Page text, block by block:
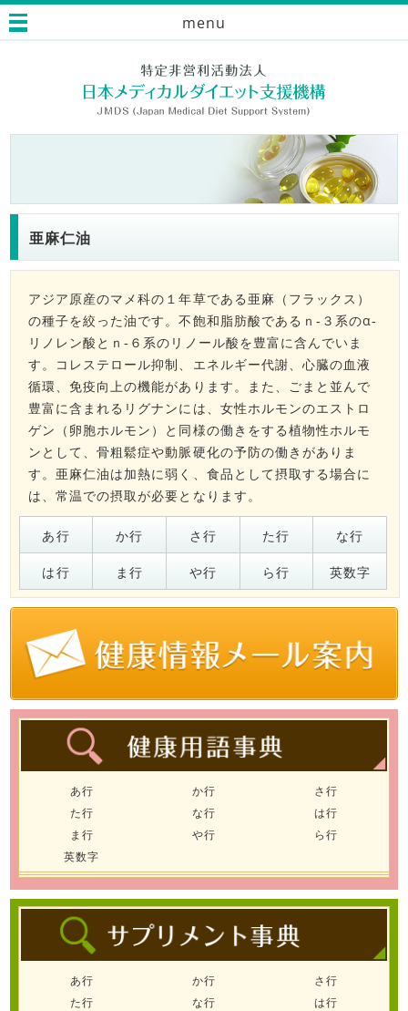
menu
亜麻仁油
アジア原産のマメ科の１年草である亜麻（フラックス）
の種子を絞った油です。不飽和脂肪酸であるｎ‐３系のα‐
リノレン酸とｎ‐６系のリノール酸を豊富に含んでいま
す。コレステロール抑制、エネルギー代謝、心臓の血液
循環、免疫向上の機能があります。また、ごまと並んで
豊富に含まれるリグナンには、女性ホルモンのエストロ
ゲン（卵胞ホルモン）と同様の働きをする植物性ホルモ
ンとして、骨粗鬆症や動脈硬化の予防の働きがありま
す。亜麻仁油は加熱に弱く、食品として摂取する場合に
は、常温での摂取が必要となります。
あ行 か行 さ行 た行 な行
は行 ま行 や行 ら行 英数字
あ行 か行
さ行
た行
な行
は行
ま行
や行
ら行
英数字
あ行 か行
さ行
た行
な行
は行